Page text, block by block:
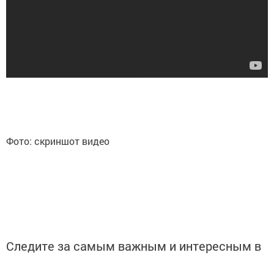
Фото: скриншот видео
Следите за самым важным и интересным в